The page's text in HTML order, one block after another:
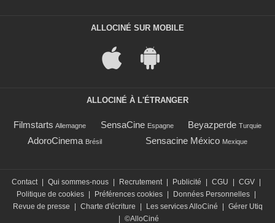
ALLOCINÉ SUR MOBILE
ALLOCINÉ À L'ÉTRANGER
Filmstarts Allemagne SensaCine Espagne Beyazperde Turquie
AdoroCinema Brésil Sensacine México Mexique
Contact Qui sommes-nous Recrutement Publicité CGU CGV
Politique de cookies
Préférences cookies Données Personnelles
Revue de presse
Charte d'écriture Les services AlloCiné
Gérer Utiq
©AlloCiné